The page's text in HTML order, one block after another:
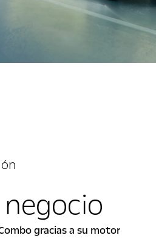
gracias a su motor